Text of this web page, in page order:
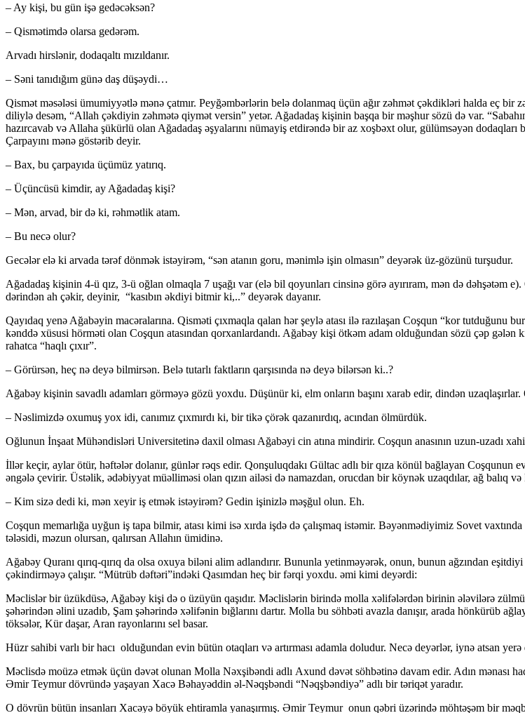
– Ay kişi, bu gün işə gedəcəksən?
– Qismətimdə olarsa gedərəm.
Arvadı hirslənir, dodaqaltı mızıldanır.
– Səni tanıdığım günə daş düşəydi…
Qismət məsələsi ümumiyyətlə mənə çatmır. Peyğəmbərlərin belə dolanmaq üçün ağır zəhmət çəkdikləri halda eç
diliylə desəm, “Allah çəkdiyin zəhmətə qiymət versin” yetər. Ağadadaş kişinin başqa bir məşhur sözü də var.
hazırcavab və Allaha şükürlü olan Ağadadaş əşyalarını nümayiş etdirəndə bir az xoşbəxt olur, gülümsəyən
Çarpayını mənə göstərib deyir.
– Bax, bu çarpayıda üçümüz yatırıq.
– Üçüncüsü kimdir, ay Ağadadaş kişi?
– Mən, arvad, bir də ki, rəhmətlik atam.
– Bu necə olur?
Gecələr elə ki arvada tərəf dönmək istəyirəm, “sən atanın goru, mənimlə işin olmasın” deyərək üz-gözünü turşudur.
Ağadadaş kişinin 4-ü qız, 3-ü oğlan olmaqla 7 uşağı var (elə bil qoyunları cinsinə görə ayırıram, mən də dəhşətəm
dərindən ah çəkir, deyinir, “kasıbın əkdiyi bitmir ki,..” deyərək dayanır.
Qayıdaq yenə Ağabəyin macəralarına. Qisməti çıxmaqla qalan hər şeylə atası ilə razılaşan Coşqun “kor tutduğunu
kənddə xüsusi hörməti olan Coşqun atasından qorxanlardandı. Ağabəy kişi ötkəm adam olduğundan sözü çəp gələn
rahatca “haqlı çıxır”.
– Görürsən, heç nə deyə bilmirsən. Belə tutarlı faktların qarşısında nə deyə bilərsən ki..?
Ağabəy kişinin savadlı adamları görməyə gözü yoxdu. Düşünür ki, elm onların başını xarab edir, dindən
– Nəslimizdə oxumuş yox idi, canımız çıxmırdı ki, bir tikə çörək qazanırdıq, acından ölmürdük.
Oğlunun İnşaat Mühəndisləri Universitetinə daxil olması Ağabəyi cin atına mindirir. Coşqun anasının uzun-uzadı
İllər keçir, aylar ötür, həftələr dolanır, günlər rəqs edir. Qonşuluqdakı Gültac adlı bir qıza könül bağlayan Coşqunun
əngələ çevirir. Üstəlik, ədəbiyyat müəlliməsi olan qızın ailəsi də namazdan, orucdan bir köynək uzaqdılar, ağ balıq
– Kim sizə dedi ki, mən xeyir iş etmək istəyirəm? Gedin işinizlə məşğul olun. Eh.
Coşqun memarlığa uyğun iş tapa bilmir, atası kimi isə xırda işdə də çalışmaq istəmir. Bəyənmədiyimiz Sovet
tələsidi, məzun olursan, qalırsan Allahın ümidinə.
Ağabəy Quranı qırıq-qırıq da olsa oxuya biləni alim adlandırır. Bununla yetinməyərək, onun, bunun ağzından
çəkindirməyə çalışır. “Mütrüb dəftəri”indəki Qasımdan heç bir fərqi yoxdu. əmi kimi deyərdi:
Məclislər bir üzükdüsə, Ağabəy kişi də o üzüyün qaşıdır. Məclislərin birində molla xəlifələrdən birinin ələvilərə
şəhərindən əlini uzadıb, Şam şəhərində xəlifənin bığlarını dartır. Molla bu söhbəti avazla danışır, arada hönkürüb
töksələr, Kür daşar, Aran rayonlarını sel basar.
Hüzr sahibi varlı bir hacı olduğundan evin bütün otaqları və artırması adamla doludur. Necə deyərlər, iynə atsan yerə
Məclisdə moüzə etmək üçün dəvət olunan Molla Nəxşibəndi adlı Axund dəvət söhbətinə davam edir. Adın mənası
Əmir Teymur dövründə yaşayan Xacə Bəhayəddin əl-Nəqşbəndi “Nəqşbəndiyə” adlı bir təriqət yaradır.
O dövrün bütün insanları Xacəyə böyük ehtiramla yanaşırmış. Əmir Teymur onun qəbri üzərində möhtəşəm bir